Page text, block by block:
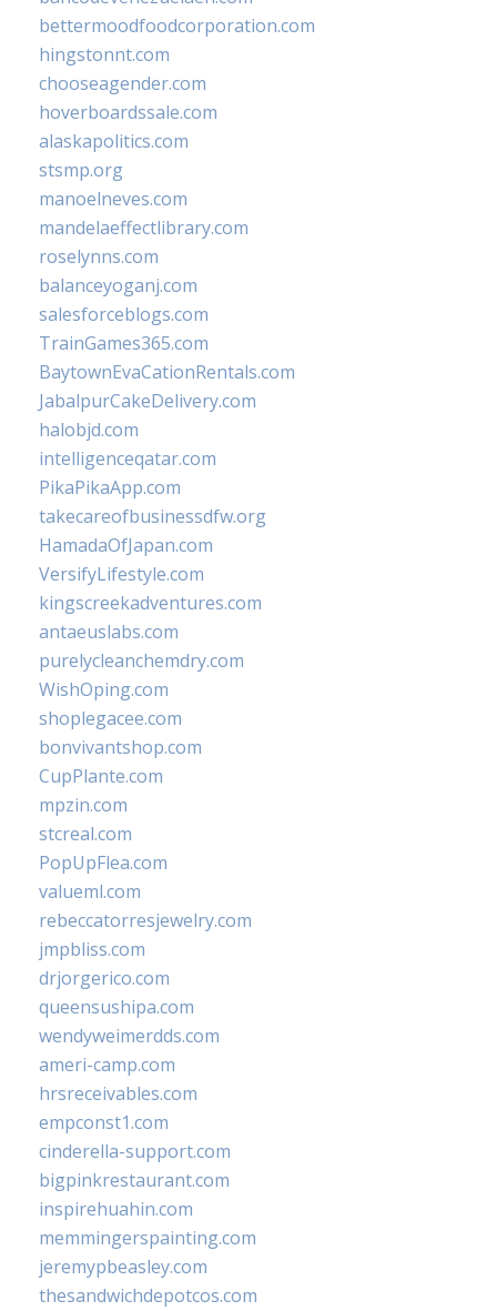
bettermoodfoodcorporation.com
hingstonnt.com
chooseagender.com
hoverboardssale.com
alaskapolitics.com
stsmp.org
manoelneves.com
mandelaeffectlibrary.com
roselynns.com
balanceyoganj.com
salesforceblogs.com
TrainGames365.com
BaytownEvaCationRentals.com
JabalpurCakeDelivery.com
halobjd.com
intelligenceqatar.com
PikaPikaApp.com
takecareofbusinessdfw.org
HamadaOfJapan.com
VersifyLifestyle.com
kingscreekadventures.com
antaeuslabs.com
purelycleanchemdry.com
WishOping.com
shoplegacee.com
bonvivantshop.com
CupPlante.com
mpzin.com
stcreal.com
PopUpFlea.com
valueml.com
rebeccatorresjewelry.com
jmpbliss.com
drjorgerico.com
queensushipa.com
wendyweimerdds.com
ameri-camp.com
hrsreceivables.com
empconst1.com
cinderella-support.com
bigpinkrestaurant.com
inspirehuahin.com
memmingerspainting.com
jeremypbeasley.com
thesandwichdepotcos.com